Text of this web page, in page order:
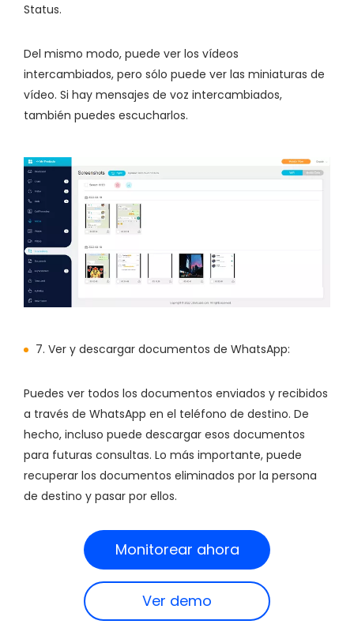
Status.
Del mismo modo, puede ver los vídeos
intercambiados, pero sólo puede ver las miniaturas de
vídeo. Si hay mensajes de voz intercambiados,
también puedes escucharlos.
7. Ver y descargar documentos de WhatsApp:
Puedes ver todos los documentos enviados y recibidos
a través de WhatsApp en el teléfono de destino. De
hecho, incluso puede descargar esos documentos
para futuras consultas. Lo más importante, puede
recuperar los documentos eliminados por la persona
de destino y pasar por ellos.
Monitorear ahora
Ver demo